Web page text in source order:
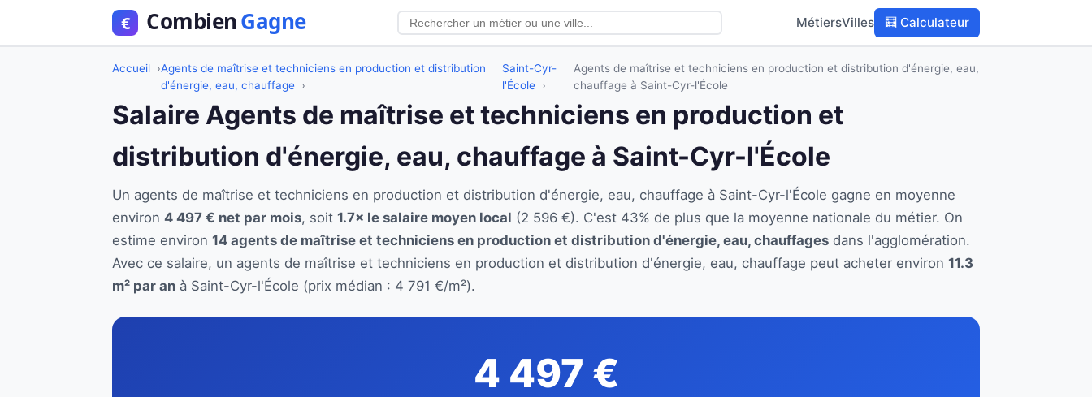
MétiersVilles 🧮 Calculateur
Accueil
Agents de maîtrise et techniciens en production et distribution
d'énergie, eau, chauffage
Saint-Cyr-
l'École
Agents de maîtrise et techniciens en production et distribution d'énergie, eau,
chauffage à Saint-Cyr-l'École
Salaire Agents de maîtrise et techniciens en production et
distribution d'énergie, eau, chauffage à Saint-Cyr-l'École
Un agents de maîtrise et techniciens en production et distribution d'énergie, eau, chauffage à Saint-Cyr-l'École gagne en moyenne
environ 4 497 € net par mois, soit 1.7× le salaire moyen local (2 596 €). C'est 43% de plus que la moyenne nationale du métier. On
estime environ 14 agents de maîtrise et techniciens en production et distribution d'énergie, eau, chauffages dans l'agglomération.
Avec ce salaire, un agents de maîtrise et techniciens en production et distribution d'énergie, eau, chauffage peut acheter environ 11.3
m² par an à Saint-Cyr-l'École (prix médian : 4 791 €/m²).
4 497 €